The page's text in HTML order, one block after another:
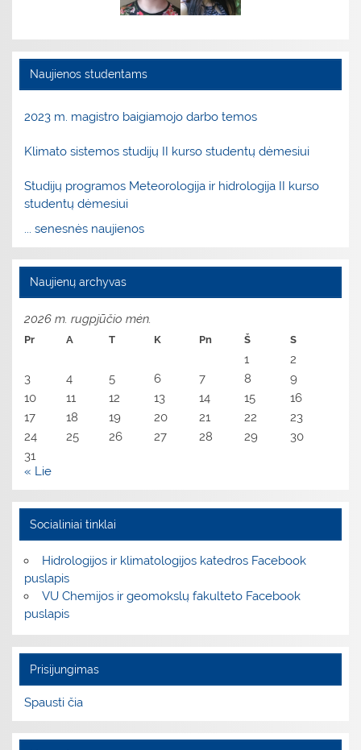
Naujienos studentams
2023 m. magistro baigiamojo darbo temos
Klimato sistemos studijų II kurso studentų dėmesiui
Studijų programos Meteorologija ir hidrologija II kurso
studentų dėmesiui
... senesnės naujienos
Naujienų archyvas
2026 m. rugpjūčio mėn.
Pr A T K Pn Š S
1
2
3
4 5 6 7 8
9
10
11 12 13 14 15
16
17
18 19 20 21 22
23
24
25 26 27 28 29
30
31
« Lie
Socialiniai tinklai
Hidrologijos ir klimatologijos katedros Facebook
puslapis
VU Chemijos ir geomokslų fakulteto Facebook
puslapis
Prisijungimas
Spausti čia